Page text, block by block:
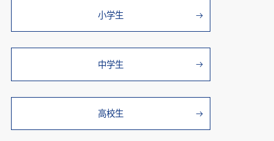
小学生
中学生
高校生